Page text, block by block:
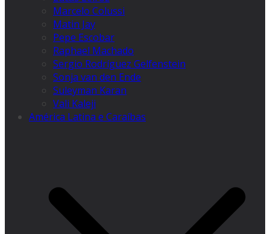
Marcelo Colussi
Matin Jay
Pepe Escobar
Raphael Machado
Sergio Rodríguez Gelfenstein
Sonja van den Ende
Suleyman Karan
Vali Kaleji
América Latina e Caraíbas